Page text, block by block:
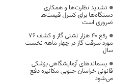
تشدید نظارت‌ها و همکاری
دستگاه‌ها برای کنترل قیمت‌ها
ضروری است
رفع 40 هزار نشتی گاز و کشف 76
مورد سرقت گاز در چهار ماهه نخست
سال
پسماندهای آزمایشگاهی پزشکی
قانونی خراسان جنوبی مکانیزه دفع
می‌شود